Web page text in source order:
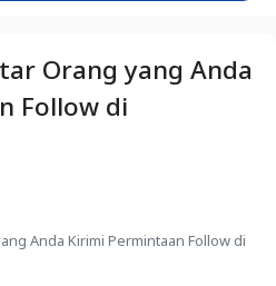
Orang yang Anda
Follow di
Anda Kirimi Permintaan Follow di